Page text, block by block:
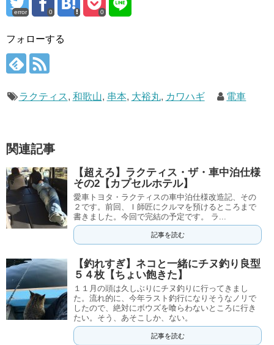
error 0 0
フォローする
ラクティス, 和歌山, 串本, 大裕丸, カワハギ 電車
関連記事
【超えろ】ラクティス・ザ・車中泊仕様
その2【カプセルホテル】
愛車トヨタ・ラクティスの車中泊仕様改造記、その
２です。前回、Ｉ師匠にクルマを預けるところまで
書きました。今回で完結の予定です。 ラ...
記事を読む
【釣れすぎ】ネコと一緒にチヌ釣り良型
５４枚【ちょい飽きた】
１１月の頭は久しぶりにチヌ釣りに行ってきまし
た。流れ的に、今年ラスト釣行になりそうなノリで
したので、絶対にボウズを喰らわないところに行き
たい。そう、あそこしか、ない。
記事を読む